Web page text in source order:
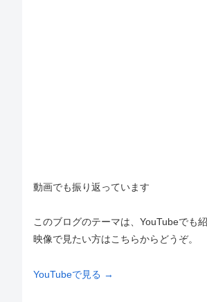
動画でも振り返っています
このブログのテーマは、YouTubeでも
映像で見たい方はこちらからどうぞ。
YouTubeで見る →